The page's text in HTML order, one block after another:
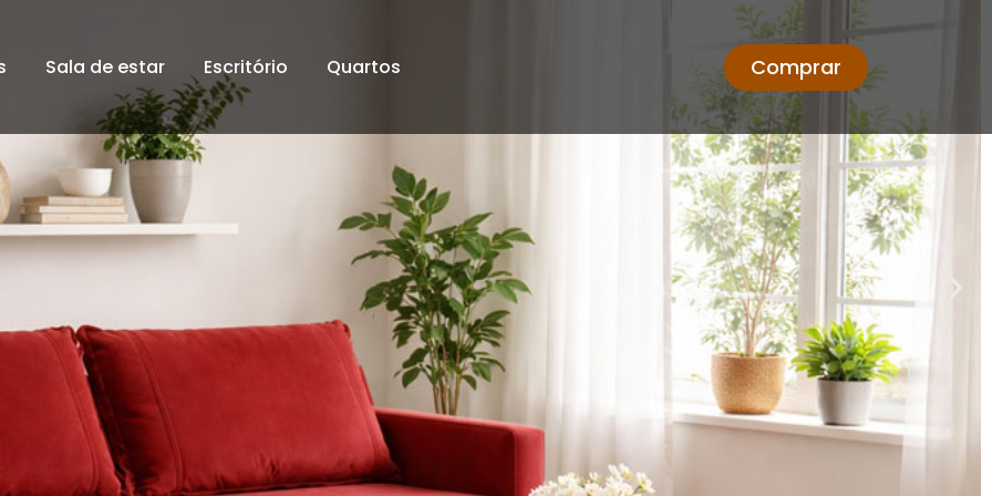
Comprar
Sala de estar Escritório Quartos